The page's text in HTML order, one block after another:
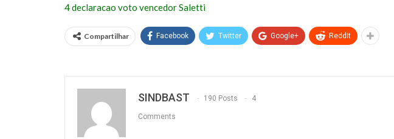
4 declaracao voto vencedor Saletti
Compartilhar Facebook Twitter Google+ ReddIt
SINDBAST 190 Posts 4
Comments